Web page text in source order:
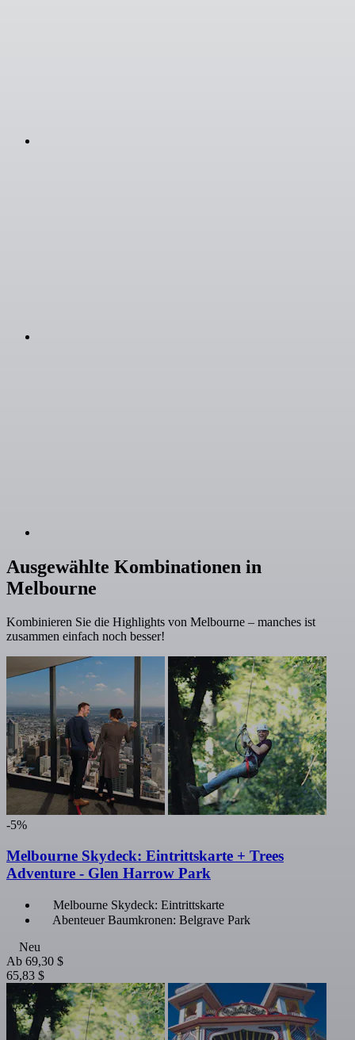
Ausgewählte Kombinationen in
Melbourne
Kombinieren Sie die Highlights von Melbourne – manches ist
zusammen einfach noch besser!
-5%
Melbourne Skydeck: Eintrittskarte + Trees
Adventure - Glen Harrow Park
Melbourne Skydeck: Eintrittskarte
Abenteuer Baumkronen: Belgrave Park
Neu
Ab 69,30 $
65,83 $